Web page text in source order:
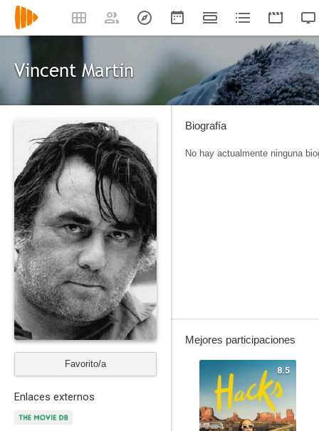
Vincent Martin
Favorito/a
Enlaces externos
Biografía
No hay actualmente ninguna
Mejores participaciones
8.5